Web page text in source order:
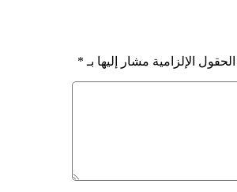
الحقول الإلزامية مشار إليها بـ *